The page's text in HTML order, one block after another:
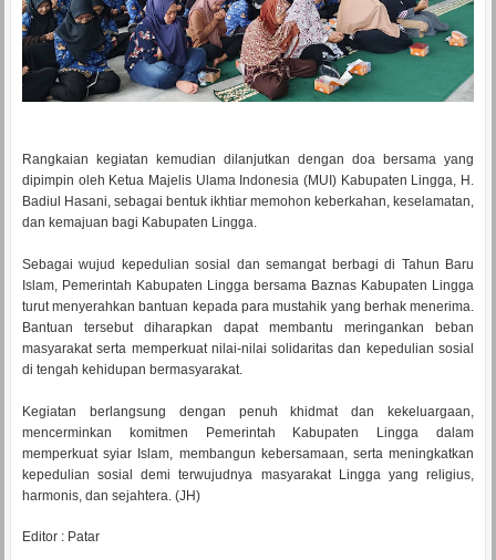
Rangkaian kegiatan kemudian dilanjutkan dengan doa bersama yang
dipimpin oleh Ketua Majelis Ulama Indonesia (MUI) Kabupaten Lingga, H.
Badiul Hasani, sebagai bentuk ikhtiar memohon keberkahan, keselamatan,
dan kemajuan bagi Kabupaten Lingga.
Sebagai wujud kepedulian sosial dan semangat berbagi di Tahun Baru
Islam, Pemerintah Kabupaten Lingga bersama Baznas Kabupaten Lingga
turut menyerahkan bantuan kepada para mustahik yang berhak menerima.
Bantuan tersebut diharapkan dapat membantu meringankan beban
masyarakat serta memperkuat nilai-nilai solidaritas dan kepedulian sosial
di tengah kehidupan bermasyarakat.
Kegiatan berlangsung dengan penuh khidmat dan kekeluargaan,
mencerminkan komitmen Pemerintah Kabupaten Lingga dalam
memperkuat syiar Islam, membangun kebersamaan, serta meningkatkan
kepedulian sosial demi terwujudnya masyarakat Lingga yang religius,
harmonis, dan sejahtera. (JH)
Editor : Patar